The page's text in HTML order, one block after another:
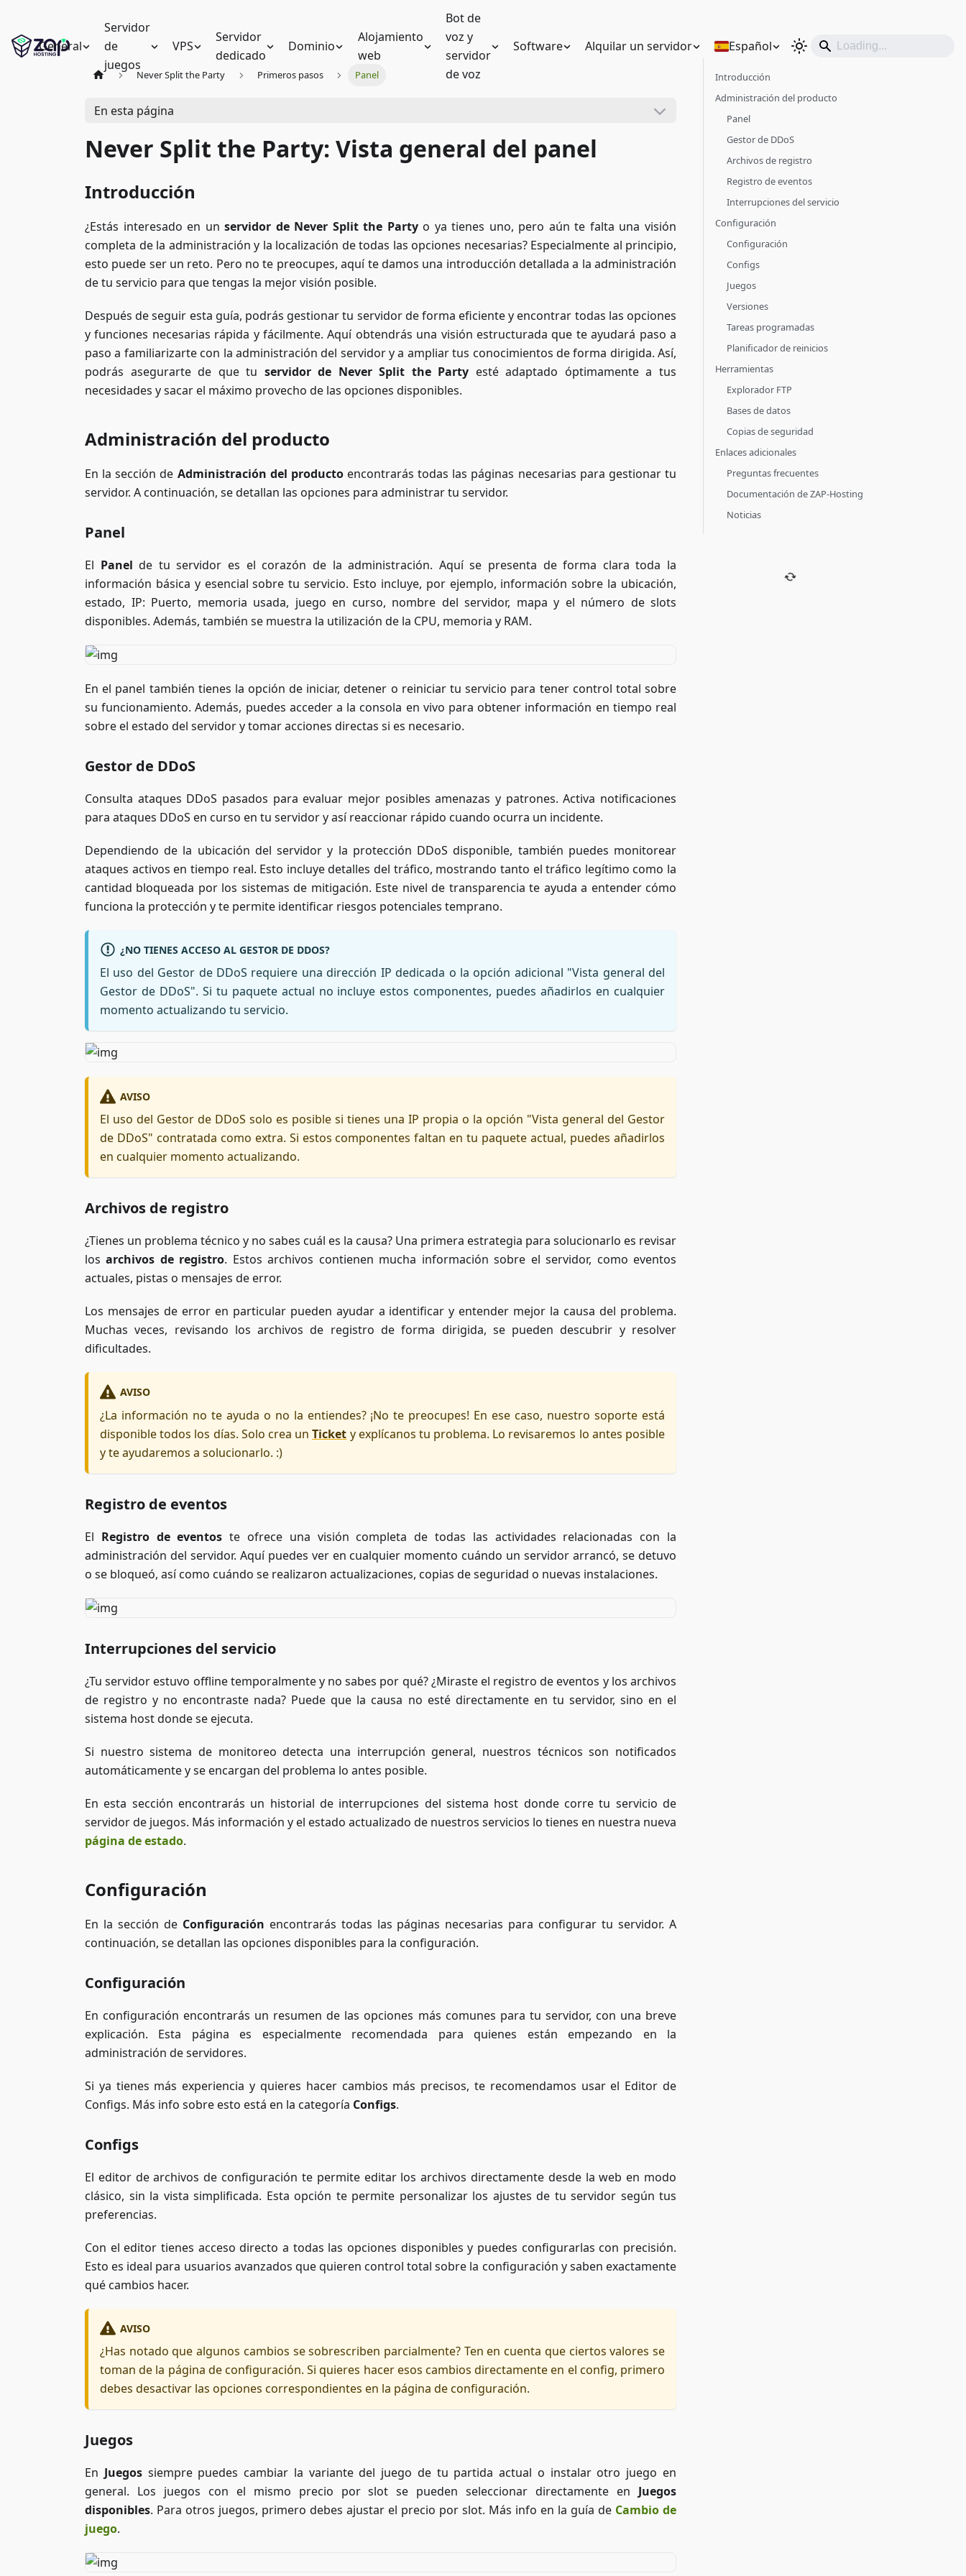
General
Servidor
de
juegos
VPS
Servidor
dedicado
Dominio
Alojamiento
web
Bot de
voz y
servidor
de voz
Software Alquilar un servidor Español
Never Split the Party Primeros pasos Panel
En esta página
Never Split the Party: Vista general del panel
Introducción
¿Estás interesado en unservidor de Never Split the Partyo ya tienes uno, pero aún te falta una visión
completa de la administración y la localización de todas las opciones necesarias? Especialmente al principio,
esto puede ser un reto. Pero no te preocupes, aquí te damos una introducción detallada a la administración
de tu servicio para que tengas la mejor visión posible.
Después de seguir esta guía, podrás gestionar tu servidor de forma eficiente y encontrar todas las opciones
y funciones necesarias rápida y fácilmente. Aquí obtendrás una visión estructurada que te ayudará paso a
paso a familiarizarte con la administración del servidor y a ampliar tus conocimientos de forma dirigida. Así,
podrás asegurarte de que tu servidor de Never Split the Party esté adaptado óptimamente a tus
necesidades y sacar el máximo provecho de las opciones disponibles.
Administración del producto
En la sección de Administración del productoencontrarás todas las páginas necesarias para gestionar tu
servidor. A continuación, se detallan las opciones para administrar tu servidor.
Panel
El Panel de tu servidor es el corazón de la administración. Aquí se presenta de forma clara toda la
información básica y esencial sobre tu servicio. Esto incluye, por ejemplo, información sobre la ubicación,
estado, IP: Puerto, memoria usada, juego en curso, nombre del servidor, mapa y el número de slots
disponibles. Además, también se muestra la utilización de la CPU, memoria y RAM.
En el panel también tienes la opción de iniciar, detener o reiniciar tu servicio para tener control total sobre
su funcionamiento. Además, puedes acceder a la consola en vivo para obtener información en tiempo real
sobre el estado del servidor y tomar acciones directas si es necesario.
Gestor de DDoS
Consulta ataques DDoS pasados para evaluar mejor posibles amenazas y patrones. Activa notificaciones
para ataques DDoS en curso en tu servidor y así reaccionar rápido cuando ocurra un incidente.
Dependiendo de la ubicación del servidor y la protección DDoS disponible, también puedes monitorear
ataques activos en tiempo real. Esto incluye detalles del tráfico, mostrando tanto el tráfico legítimo como la
cantidad bloqueada por los sistemas de mitigación. Este nivel de transparencia te ayuda a entender cómo
funciona la protección y te permite identificar riesgos potenciales temprano.
¿NO TIENES ACCESO AL GESTOR DE DDOS?
El uso del Gestor de DDoS requiere una dirección IP dedicada o la opción adicional "Vista general del
Gestor de DDoS". Si tu paquete actual no incluye estos componentes, puedes añadirlos en cualquier
momento actualizando tu servicio.
AVISO
El uso del Gestor de DDoS solo es posible si tienes una IP propia o la opción "Vista general del Gestor
de DDoS" contratada como extra. Si estos componentes faltan en tu paquete actual, puedes añadirlos
en cualquier momento actualizando.
Archivos de registro
¿Tienes un problema técnico y no sabes cuál es la causa? Una primera estrategia para solucionarlo es revisar
losarchivos de registro. Estos archivos contienen mucha información sobre el servidor, como eventos
actuales, pistas o mensajes de error.
Los mensajes de error en particular pueden ayudar a identificar y entender mejor la causa del problema.
Muchas veces, revisando los archivos de registro de forma dirigida, se pueden descubrir y resolver
dificultades.
AVISO
¿La información no te ayuda o no la entiendes? ¡No te preocupes! En ese caso, nuestro soporte está
disponible todos los días. Solo crea unTicket y explícanos tu problema. Lo revisaremos lo antes posible
y te ayudaremos a solucionarlo. :)
Registro de eventos
El Registro de eventos te ofrece una visión completa de todas las actividades relacionadas con la
administración del servidor. Aquí puedes ver en cualquier momento cuándo un servidor arrancó, se detuvo
o se bloqueó, así como cuándo se realizaron actualizaciones, copias de seguridad o nuevas instalaciones.
Interrupciones del servicio
¿Tu servidor estuvo offline temporalmente y no sabes por qué? ¿Miraste el registro de eventos y los archivos
de registro y no encontraste nada? Puede que la causa no esté directamente en tu servidor, sino en el
sistema host donde se ejecuta.
Si nuestro sistema de monitoreo detecta una interrupción general, nuestros técnicos son notificados
automáticamente y se encargan del problema lo antes posible.
En esta sección encontrarás un historial de interrupciones del sistema host donde corre tu servicio de
servidor de juegos. Más información y el estado actualizado de nuestros servicios lo tienes en nuestra nueva
página de estado.
Configuración
En la sección de Configuración encontrarás todas las páginas necesarias para configurar tu servidor. A
continuación, se detallan las opciones disponibles para la configuración.
Configuración
En configuración encontrarás un resumen de las opciones más comunes para tu servidor, con una breve
explicación. Esta página es especialmente recomendada para quienes están empezando en la
administración de servidores.
Si ya tienes más experiencia y quieres hacer cambios más precisos, te recomendamos usar el Editor de
Configs. Más info sobre esto está en la categoría Configs.
Configs
El editor de archivos de configuración te permite editar los archivos directamente desde la web en modo
clásico, sin la vista simplificada. Esta opción te permite personalizar los ajustes de tu servidor según tus
preferencias.
Con el editor tienes acceso directo a todas las opciones disponibles y puedes configurarlas con precisión.
Esto es ideal para usuarios avanzados que quieren control total sobre la configuración y saben exactamente
qué cambios hacer.
AVISO
¿Has notado que algunos cambios se sobrescriben parcialmente? Ten en cuenta que ciertos valores se
toman de la página de configuración. Si quieres hacer esos cambios directamente en el config, primero
debes desactivar las opciones correspondientes en la página de configuración.
Juegos
En Juegossiempre puedes cambiar la variante del juego de tu partida actual o instalar otro juego en
general. Los juegos con el mismo precio por slot se pueden seleccionar directamente en Juegos
disponibles. Para otros juegos, primero debes ajustar el precio por slot. Más info en la guía de Cambio de
juego.
Introducción
Administración del producto
Panel
Gestor de DDoS
Archivos de registro
Registro de eventos
Interrupciones del servicio
Configuración
Configuración
Configs
Juegos
Versiones
Tareas programadas
Planificador de reinicios
Herramientas
Explorador FTP
Bases de datos
Copias de seguridad
Enlaces adicionales
Preguntas frecuentes
Documentación de ZAP-Hosting
Noticias